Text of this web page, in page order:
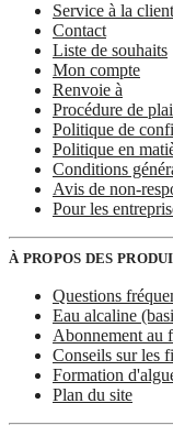
Service à la
Contact
Liste de souhaits
Mon compte
Renvoie à
Procédure de
Politique de
Politique en
Conditions
Avis de non-
Pour les
À PROPOS DES
Questions
Eau alcaline
Abonnement au
Conseils sur les
Formation
Plan du site